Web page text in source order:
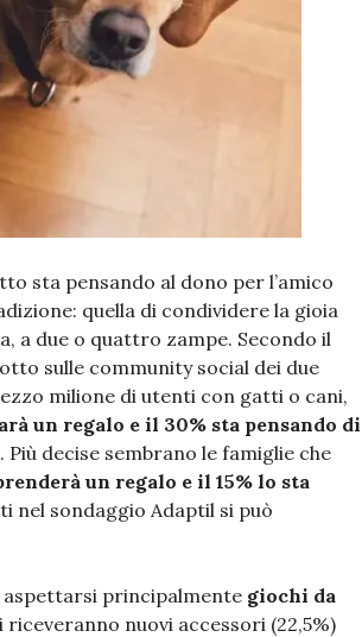
sta pensando al dono per l’amico
quella di condividere la gioia
a due o quattro zampe. Secondo il
sulle community social dei due
milione di utenti con gatti o cani,
un regalo e il 30% sta pensando di
decise sembrano le famiglie che
un regalo e il 15% lo sta
nel sondaggio Adaptil si può
aspettarsi principalmente giochi da
riceveranno nuovi accessori (22,5%)